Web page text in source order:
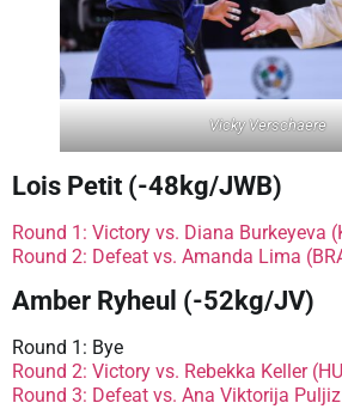
Vicky Verschaere
Lois Petit (-48kg/JWB)
Round 1: Victory vs. Diana Burkeyeva
Round 2: Defeat vs. Amanda Lima
Amber Ryheul (-52kg/JV)
Round 1: Bye
Round 2: Victory vs. Rebekka Keller
Round 3: Defeat vs. Ana Viktorija Puljiz